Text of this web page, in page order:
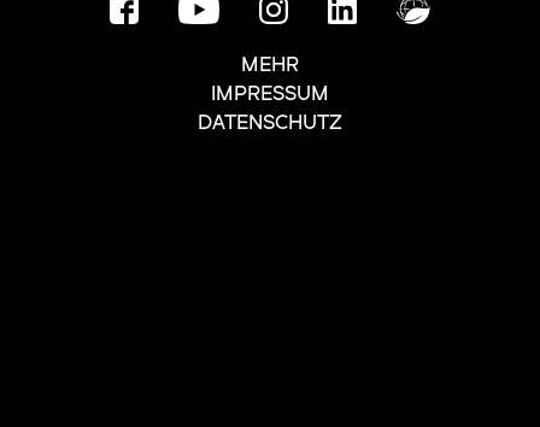
MEHR
IMPRESSUM
DATENSCHUTZ